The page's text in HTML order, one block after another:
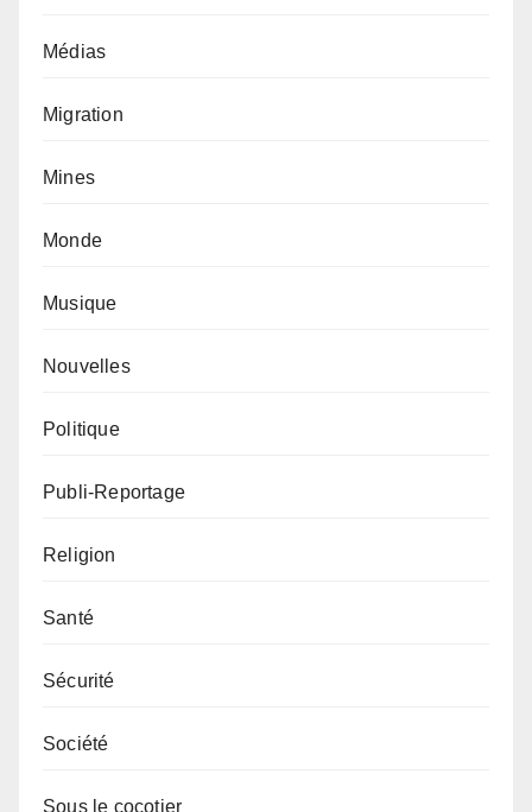
Médias
Migration
Mines
Monde
Musique
Nouvelles
Politique
Publi-Reportage
Religion
Santé
Sécurité
Société
Sous le cocotier